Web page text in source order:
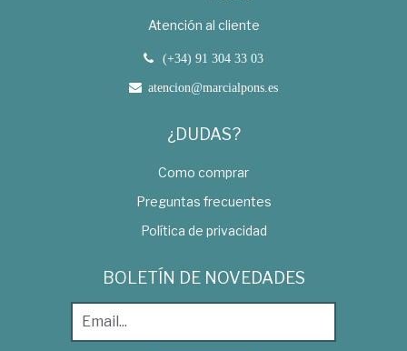
Atención al cliente
(+34) 91 304 33 03
atencion@marcialpons.es
¿DUDAS?
Como comprar
Preguntas frecuentes
Política de privacidad
BOLETÍN DE NOVEDADES